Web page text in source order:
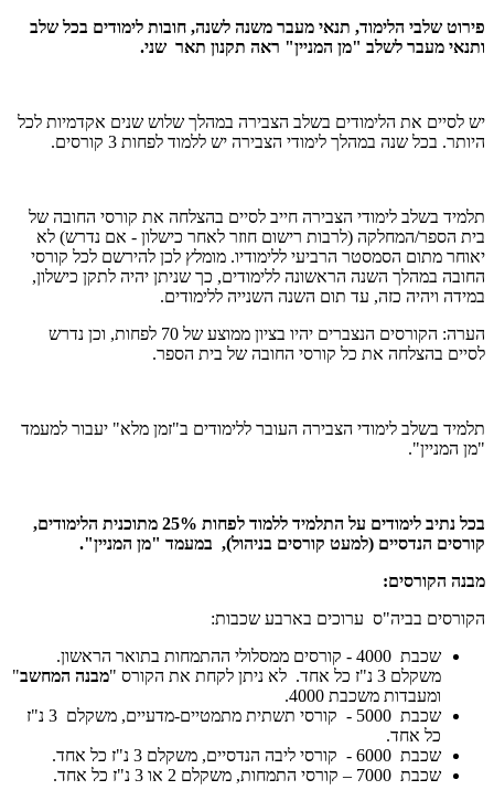
פירוט שלבי הלימוד, תנאי מעבר משנה לשנה, חובות לימודים בכל שלב
ותנאי מעבר לשלב "מן המניין" ראה תקנון תאר שני.
יש לסיים את הלימודים בשלב הצבירה במהלך שלוש שנים אקדמיות לכל
היותר. בכל שנה במהלך לימודי הצבירה יש ללמוד לפחות 3 קורסים.
תלמיד בשלב לימודי הצבירה חייב לסיים בהצלחה את קורסי החובה של
בית הספר/המחלקה (לרבות רישום חוזר לאחר כישלון - אם נדרש) לא
יאוחר מתום הסמסטר הרביעי ללימודיו. מומלץ לכן להירשם לכל קורסי
החובה במהלך השנה הראשונה ללימודים, כך שניתן יהיה לתקן כישלון,
במידה ויהיה כזה, עד תום השנה השנייה ללימודים.
הערה: הקורסים הנצברים יהיו בציון ממוצע של 70 לפחות, וכן נדרש
לסיים בהצלחה את כל קורסי החובה של בית הספר.
תלמיד בשלב לימודי הצבירה העובר ללימודים ב"זמן מלא" יעבור למעמד
"מן המניין".
בכל נתיב לימודים על התלמיד ללמוד לפחות 25% מתוכנית הלימודים,
קורסים הנדסיים (למעט קורסים בניהול), במעמד "מן המניין".
מבנה הקורסים:
הקורסים בביה"ס ערוכים בארבע שכבות:
שכבת 4000 - קורסים ממסלולי ההתמחות בתואר הראשון.
משקלם 3 נ"ז כל אחד. לא ניתן לקחת את הקורס "
מבנה המחשב"
ומעבדות משכבת 4000.
שכבת 5000 - קורסי תשתית מתמטיים-מדעיים, משקלם 3 נ"ז
כל אחד.
שכבת 6000 - קורסי ליבה הנדסיים, משקלם 3 נ"ז כל אחד.
שכבת 7000 – קורסי התמחות, משקלם 2 או 3 נ"ז כל אחד.